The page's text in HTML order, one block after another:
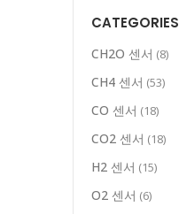
CATEGORIES
CH2O 센서 (8)
CH4 센서 (53)
CO 센서 (18)
CO2 센서 (18)
H2 센서 (15)
O2 센서 (6)